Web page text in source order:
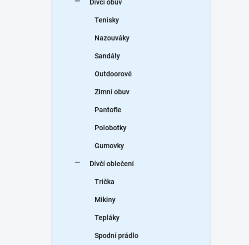
Dívčí obuv
Tenisky
Nazouváky
Sandály
Outdoorové
Zimní obuv
Pantofle
Polobotky
Gumovky
Dívčí oblečení
Trička
Mikiny
Tepláky
Spodní prádlo